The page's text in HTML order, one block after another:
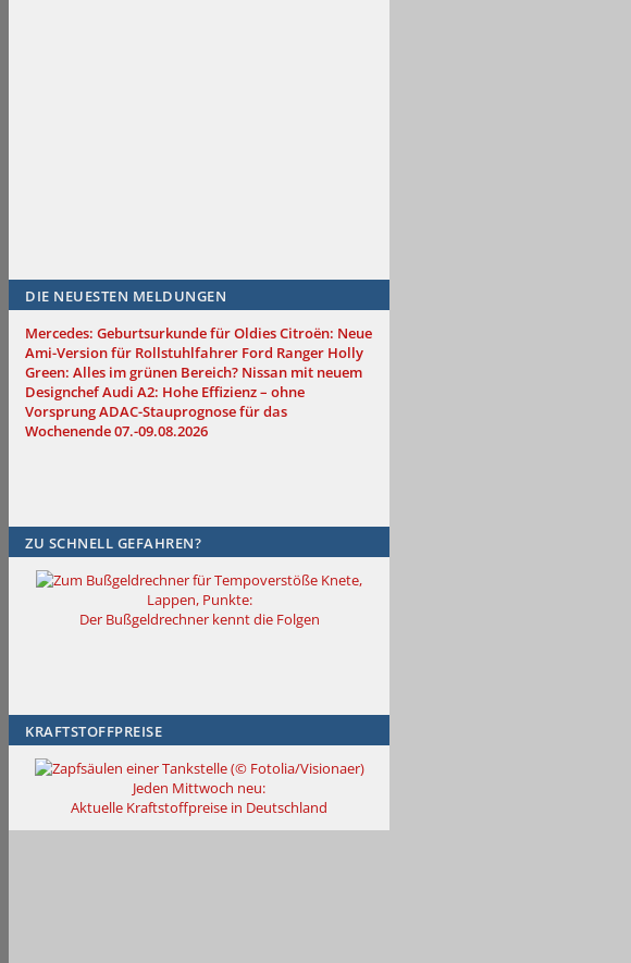
DIE NEUESTEN MELDUNGEN
Mercedes: Geburtsurkunde für OldiesCitroën: Neue
Ami-Version für Rollstuhlfahrer Ford Ranger Holly
Green: Alles im grünen Bereich? Nissan mit neuem
DesignchefAudi A2: Hohe Effizienz – ohne
VorsprungADAC-Stauprognose für das
Wochenende 07.-09.08.2026
ZU SCHNELL GEFAHREN?
Knete,
Lappen, Punkte:
Der Bußgeldrechner kennt die Folgen
KRAFTSTOFFPREISE
Jeden Mittwoch neu:
Aktuelle Kraftstoffpreise in Deutschland